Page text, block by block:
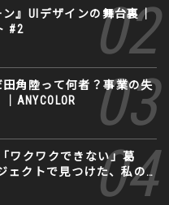
』UIデザインの舞台裏｜
#2
田角陸って何者？事業の失
ANYCOLOR
ワクワクできない」葛
ェクトで見つけた、私の